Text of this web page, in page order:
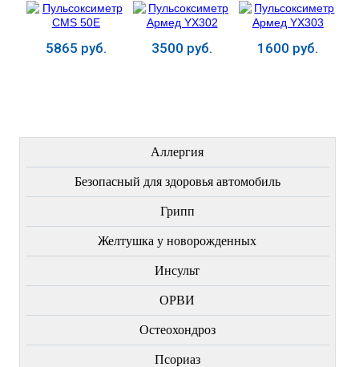
5865 руб. 3500 руб. 1600 руб.
Аллергия
Безопасный для здоровья автомобиль
Грипп
Желтушка у новорожденных
Инсульт
ОРВИ
Остеохондроз
Пcориаз